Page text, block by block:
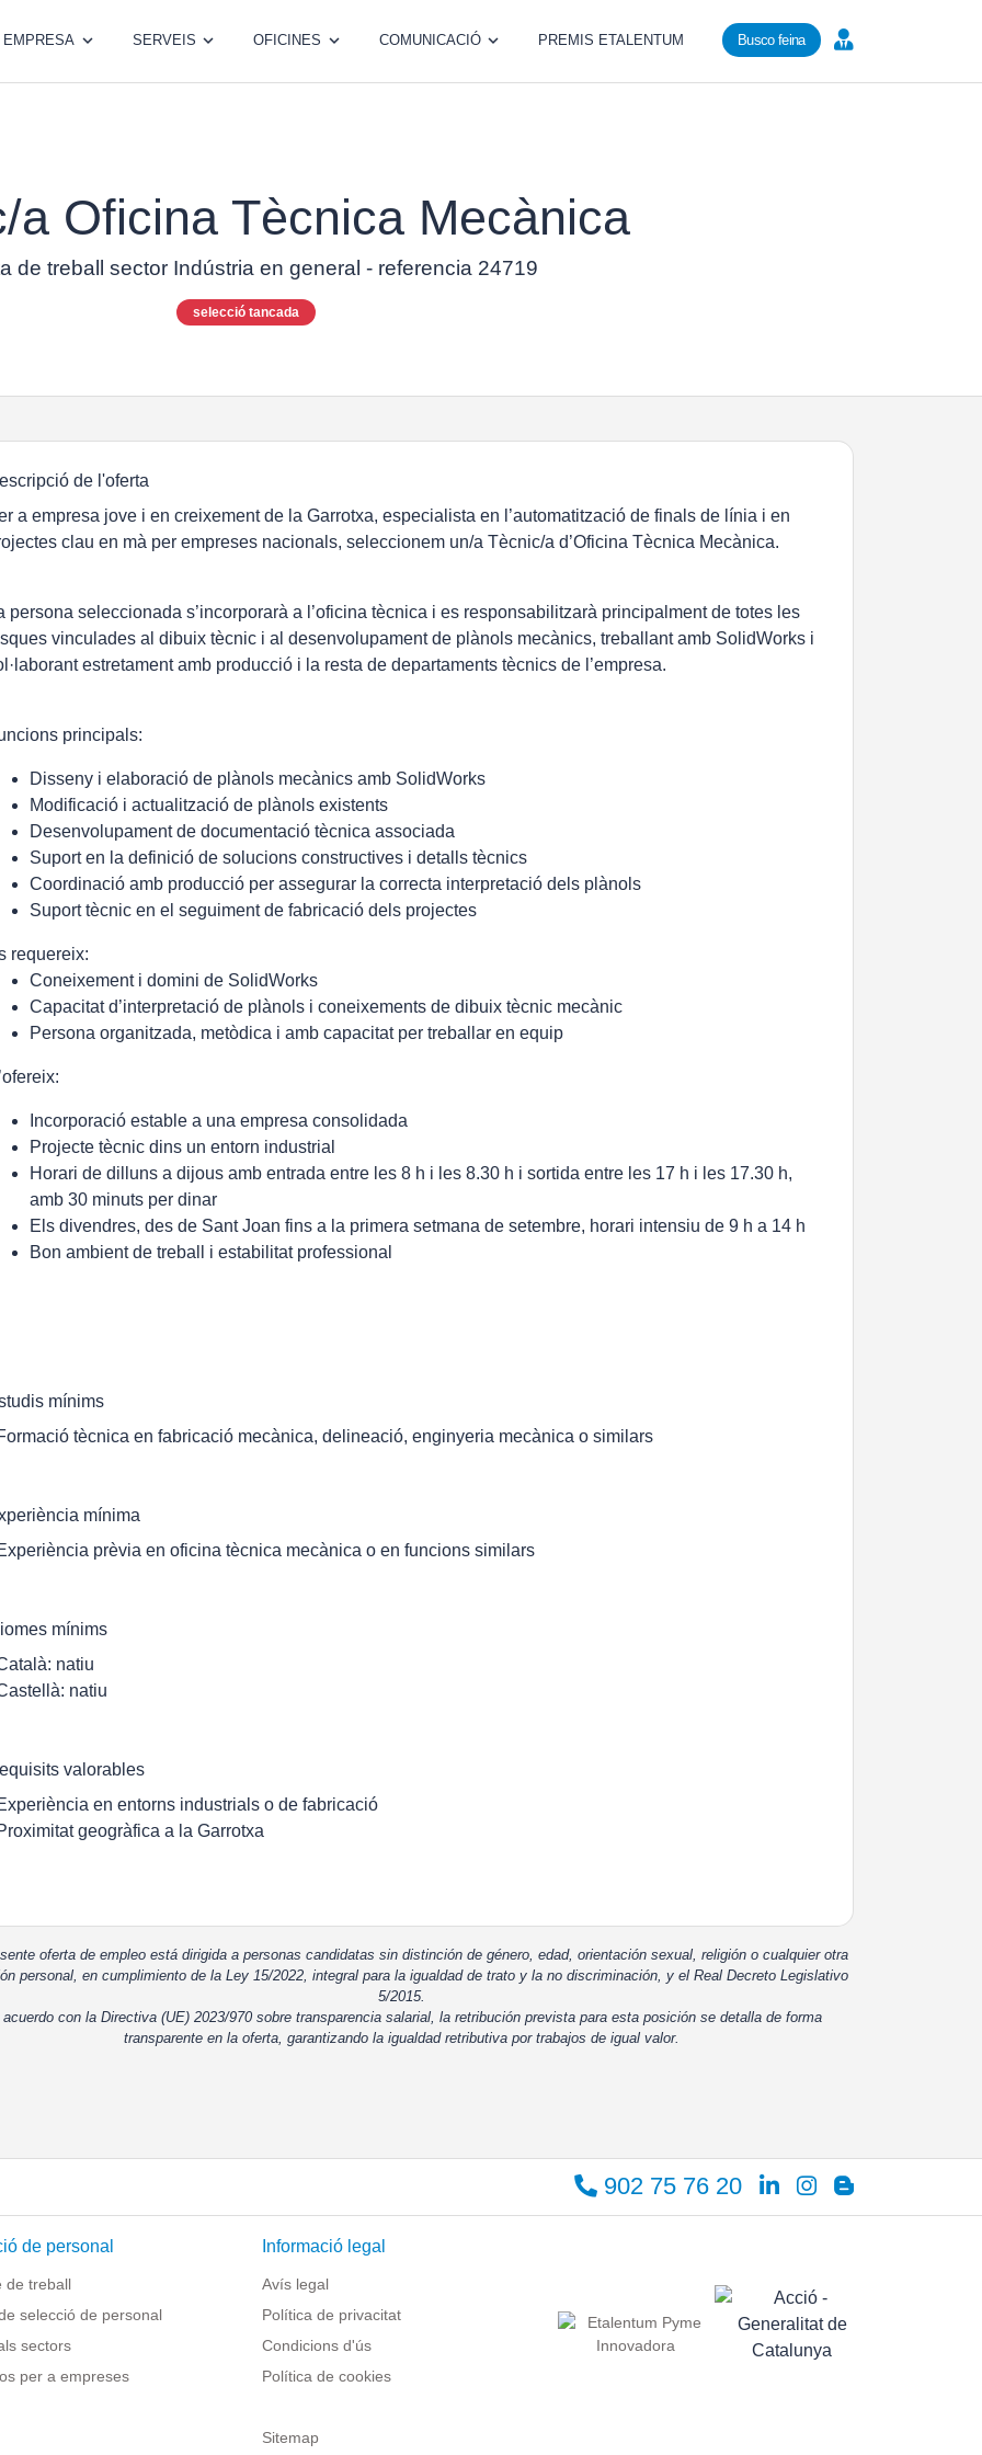
EMPRESA SERVEIS OFICINES COMUNICACIÓ PREMIS ETALENTUM Busco feina
a Oficina Tècnica Mecànica
de treball sector Indústria en general - referencia 24719
selecció tancada
de l'oferta
a empresa jove i en creixement de la Garrotxa, especialista en l’automatització de finals de línia i en
clau en mà per empreses nacionals, seleccionem un/a Tècnic/a d’Oficina Tècnica Mecànica.
persona seleccionada s’incorporarà a l’oficina tècnica i es responsabilitzarà principalment de totes les
vinculades al dibuix tècnic i al desenvolupament de plànols mecànics, treballant amb SolidWorks i
estretament amb producció i la resta de departaments tècnics de l’empresa.
principals:
Disseny i elaboració de plànols mecànics amb SolidWorks
Modificació i actualització de plànols existents
Desenvolupament de documentació tècnica associada
Suport en la definició de solucions constructives i detalls tècnics
Coordinació amb producció per assegurar la correcta interpretació dels plànols
Suport tècnic en el seguiment de fabricació dels projectes
requereix:
Coneixement i domini de SolidWorks
Capacitat d’interpretació de plànols i coneixements de dibuix tècnic mecànic
Persona organitzada, metòdica i amb capacitat per treballar en equip
Incorporació estable a una empresa consolidada
Projecte tècnic dins un entorn industrial
Horari de dilluns a dijous amb entrada entre les 8 h i les 8.30 h i sortida entre les 17 h i les 17.30 h,
amb 30 minuts per dinar
Els divendres, des de Sant Joan fins a la primera setmana de setembre, horari intensiu de 9 h a 14 h
Bon ambient de treball i estabilitat professional
mínims
tècnica en fabricació mecànica, delineació, enginyeria mecànica o similars
mínima
prèvia en oficina tècnica mecànica o en funcions similars
mínims
natiu
natiu
valorables
en entorns industrials o de fabricació
geogràfica a la Garrotxa
oferta de empleo está dirigida a personas candidatas sin distinción de género, edad, orientación sexual, religión o cualquier otra
personal, en cumplimiento de la Ley 15/2022, integral para la igualdad de trato y la no discriminación, y el Real Decreto Legislativo
5/2015.
acuerdo con la Directiva (UE) 2023/970 sobre transparencia salarial, la retribución prevista para esta posición se detalla de forma
transparente en la oferta, garantizando la igualdad retributiva por trabajos de igual valor.
902 75 76 20
de personal
de treball
selecció de personal
sectors
per a empreses
Informació legal
Avís legal
Política de privacitat
Condicions d'ús
Política de cookies
Sitemap